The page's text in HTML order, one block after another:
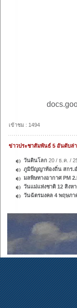
เข้าชม : 1494
ข่าวประชาสัมพันธ์ 5 อันดับล่
วันดินโลก 20 / ธ.ค. /
ภูมิปัญญาท้องถิ่น สกร.
มลพิษทางอากาศ PM
วันแม่แห่งชาติ 12 สิงห
วันฉัตรมงคล 4 พฤษภา